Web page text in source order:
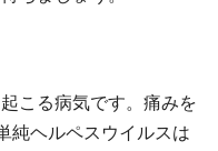
こる病気です。痛みを
純ヘルペスウイルスは